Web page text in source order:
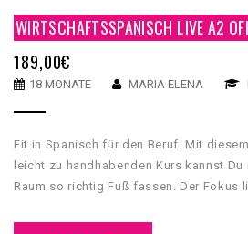
WIRTSCHAFTSSPANISCH LIVE A2
189,00€
18 MONATE MARIA ELENA
Fit in Spanisch für den Beruf. Mit
leicht zu handhabenden Kurs kannst
Raum so richtig Fuß fassen. Der Fokus